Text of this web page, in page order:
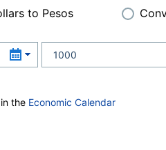
to Pesos
the Economic Calendar